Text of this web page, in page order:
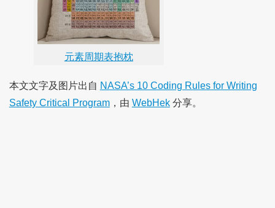
元素周期表抱枕
本文文字及图片出自 NASA’s 10 Coding Rules for Writing
Safety Critical Program，由 WebHek分享。